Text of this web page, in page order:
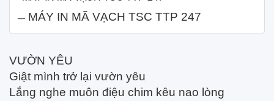
MÁY IN MÃ VẠCH TSC TTP 247
VƯỜN YÊU
Giật mình trở lại vườn yêu
Lắng nghe muôn điệu chim kêu nao lòng